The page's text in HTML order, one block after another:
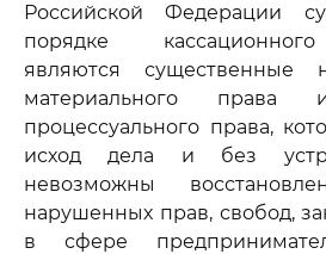
Российской Федерации
порядке
являются существенные
материального
процессуального права,
исход дела и без
невозможны
нарушенных прав, свобод,
в сфере